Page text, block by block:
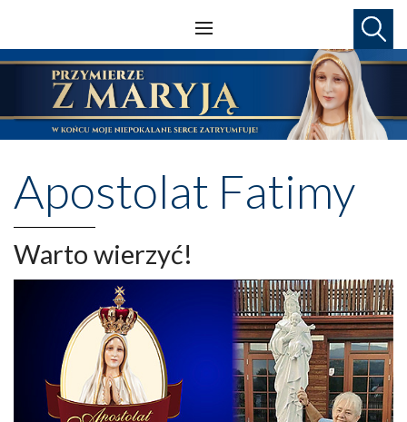
Apostolat Fatimy
Warto wierzyć!